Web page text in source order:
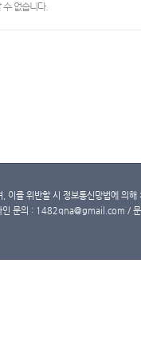
없습니다.
이를 위반할 시 정보통신망법에 의
인 문의 : 1482qna@gmail.com /